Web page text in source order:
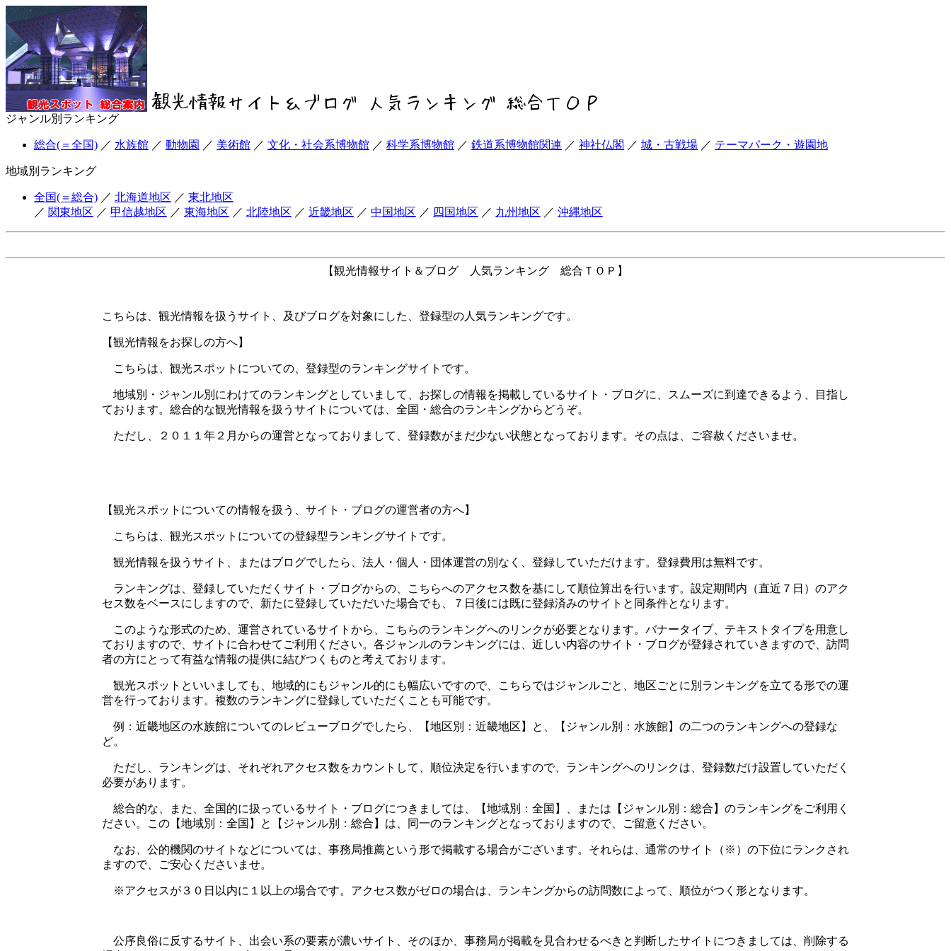
ジャンル別ランキング
総合(＝全国) ／ 水族館 ／ 動物園 ／ 美術館 ／ 文化・社会系博物館 ／ 科学系博物館 ／ 鉄道系博物館関連 ／ 神社仏閣 ／ 城・古戦場 ／ テーマパーク・遊園地
地域別ランキング
全国(＝総合) ／ 北海道地区 ／ 東北地区
／ 関東地区 ／ 甲信越地区 ／ 東海地区 ／ 北陸地区 ／ 近畿地区 ／ 中国地区 ／ 四国地区 ／ 九州地区 ／ 沖縄地区
【観光情報サイト＆ブログ 人気ランキング 総合ＴＯＰ】
こちらは、観光情報を扱うサイト、及びブログを対象にした、登録型の人気ランキングです。
【観光情報をお探しの方へ】
こちらは、観光スポットについての、登録型のランキングサイトです。
地域別・ジャンル別にわけてのランキングとしていまして、お探しの情報を掲載しているサイト・ブログに、スムーズに到達できるよう、目指し
ております。総合的な観光情報を扱うサイトについては、全国・総合のランキングからどうぞ。
ただし、２０１１年２月からの運営となっておりまして、登録数がまだ少ない状態となっております。その点は、ご容赦くださいませ。
【観光スポットについての情報を扱う、サイト・ブログの運営者の方へ】
こちらは、観光スポットについての登録型ランキングサイトです。
観光情報を扱うサイト、またはブログでしたら、法人・個人・団体運営の別なく、登録していただけます。登録費用は無料です。
ランキングは、登録していただくサイト・ブログからの、こちらへのアクセス数を基にして順位算出を行います。設定期間内（直近７日）のアク
セス数をベースにしますので、新たに登録していただいた場合でも、７日後には既に登録済みのサイトと同条件となります。
このような形式のため、運営されているサイトから、こちらのランキングへのリンクが必要となります。バナータイプ、テキストタイプを用意し
ておりますので、サイトに合わせてご利用ください。各ジャンルのランキングには、近しい内容のサイト・ブログが登録されていきますので、訪問
者の方にとって有益な情報の提供に結びつくものと考えております。
観光スポットといいましても、地域的にもジャンル的にも幅広いですので、こちらではジャンルごと、地区ごとに別ランキングを立てる形での運
営を行っております。複数のランキングに登録していただくことも可能です。
例：近畿地区の水族館についてのレビューブログでしたら、【地区別：近畿地区】と、【ジャンル別：水族館】の二つのランキングへの登録な
ど。
ただし、ランキングは、それぞれアクセス数をカウントして、順位決定を行いますので、ランキングへのリンクは、登録数だけ設置していただく
必要があります。
総合的な、また、全国的に扱っているサイト・ブログにつきましては、【地域別：全国】、または【ジャンル別：総合】のランキングをご利用く
ださい。この【地域別：全国】と【ジャンル別：総合】は、同一のランキングとなっておりますので、ご留意ください。
なお、公的機関のサイトなどについては、事務局推薦という形で掲載する場合がございます。それらは、通常のサイト（※）の下位にランクされ
ますので、ご安心くださいませ。
※アクセスが３０日以内に１以上の場合です。アクセス数がゼロの場合は、ランキングからの訪問数によって、順位がつく形となります。
公序良俗に反するサイト、出会い系の要素が濃いサイト、そのほか、事務局が掲載を見合わせるべきと判断したサイトにつきましては、削除する